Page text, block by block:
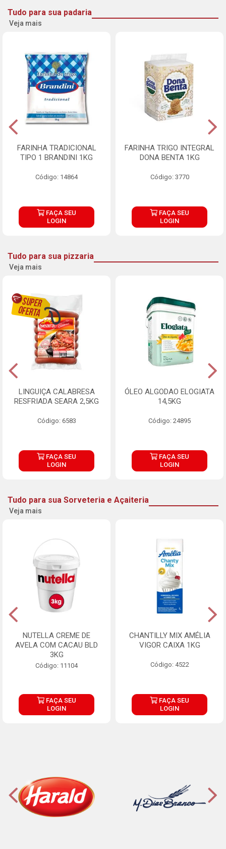
Tudo para sua padaria
Veja mais
FARINHA TRADICIONAL
TIPO 1 BRANDINI 1KG
Código: 14864
FAÇA SEU
LOGIN
FARINHA TRIGO INTEGRAL
DONA BENTA 1KG
Código: 3770
FAÇA SEU
LOGIN
Tudo para sua pizzaria
Veja mais
LINGUIÇA CALABRESA
RESFRIADA SEARA 2,5KG
Código: 6583
FAÇA SEU
LOGIN
ÓLEO ALGODAO ELOGIATA
14,5KG
Código: 24895
FAÇA SEU
LOGIN
Tudo para sua Sorveteria e Açaiteria
Veja mais
NUTELLA CREME DE
AVELA COM CACAU BLD
3KG
Código: 11104
FAÇA SEU
LOGIN
CHANTILLY MIX AMÉLIA
VIGOR CAIXA 1KG
Código: 4522
FAÇA SEU
LOGIN